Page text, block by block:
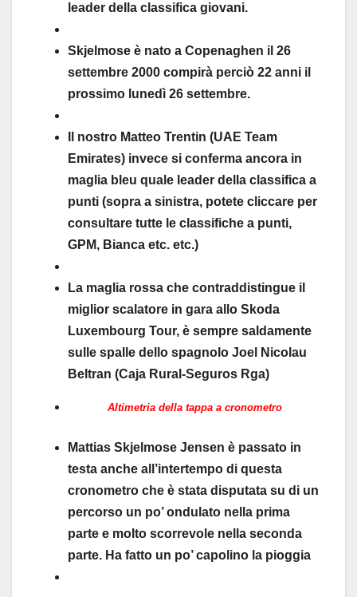
leader della classifica giovani.
Skjelmose è nato a Copenaghen il 26
settembre 2000 compirà perciò 22 anni il
prossimo lunedì 26 settembre.
Il nostro Matteo Trentin (UAE Team
Emirates) invece si conferma ancora in
maglia bleu quale leader della classifica a
punti (sopra a sinistra, potete cliccare per
consultare tutte le classifiche a punti,
GPM, Bianca etc. etc.)
La maglia rossa che contraddistingue il
miglior scalatore in gara allo Skoda
Luxembourg Tour, è sempre saldamente
sulle spalle dello spagnolo Joel Nicolau
Beltran (Caja Rural-Seguros Rga)
Altimetria della tappa a cronometro
Mattias Skjelmose Jensen è passato in
testa anche all’intertempo di questa
cronometro che è stata disputata su di un
percorso un po’ ondulato nella prima
parte e molto scorrevole nella seconda
parte. Ha fatto un po’ capolino la pioggia